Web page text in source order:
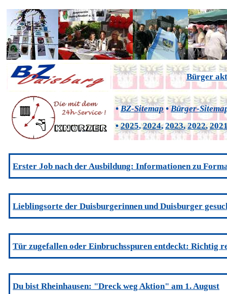
Bürger
•BZ-Sitemap•Bürger-
•2025,2024,2023,2022,
Erster Job nach der Ausbildung: Informationen zu
Lieblingsorte der Duisburgerinnen und Duisburger
Tür zugefallen oder Einbruchsspuren entdeckt: Richtig
Du bist Rheinhausen: "Dreck weg Aktion" am 1. August